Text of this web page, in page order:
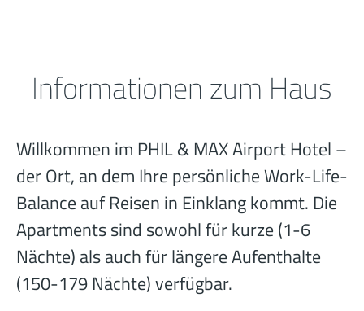
Informationen zum Haus
Willkommen im PHIL & MAX Airport Hotel –
der Ort, an dem Ihre persönliche Work-Life-
Balance auf Reisen in Einklang kommt. Die
Apartments sind sowohl für kurze (1-6
Nächte) als auch für längere Aufenthalte
(150-179 Nächte) verfügbar.